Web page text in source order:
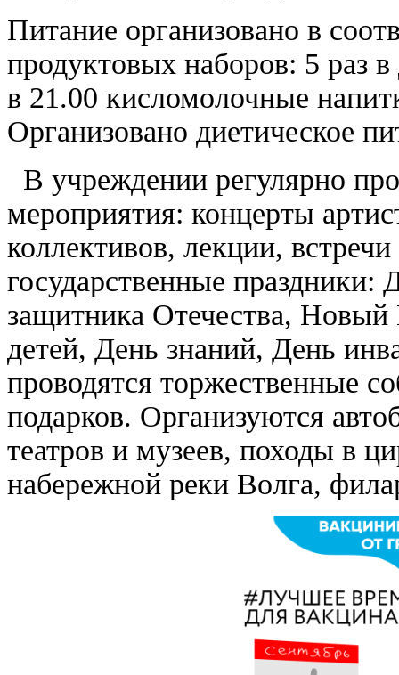
Питание организовано в
продуктовых наборов: 5 раз
в 21.00 кисломолочные
Организовано диетическое
В учреждении регулярно
мероприятия: концерты
коллективов, лекции,
государственные
защитника Отечества,
детей, День знаний, День
проводятся торжественные
подарков. Организуются
театров и музеев, походы в
набережной реки Волга,